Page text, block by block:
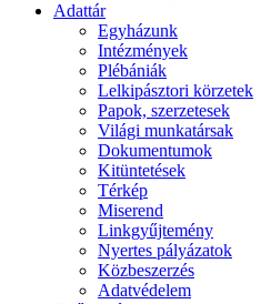
Adattár
Egyházunk
Intézmények
Plébániák
Lelkipásztori körzetek
Papok, szerzetesek
Világi munkatársak
Dokumentumok
Kitüntetések
Térkép
Miserend
Linkgyűjtemény
Nyertes pályázatok
Közbeszerzés
Adatvédelem